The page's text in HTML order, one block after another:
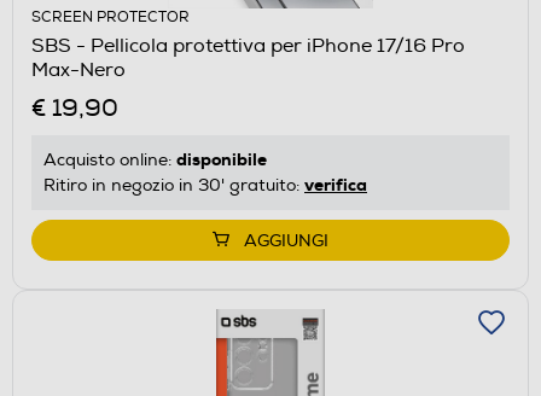
SCREEN PROTECTOR
SBS - Pellicola protettiva per iPhone 17/16 Pro
Max-Nero
€ 19,90
Acquisto online: disponibile
Ritiro in negozio in 30' gratuito: verifica
AGGIUNGI